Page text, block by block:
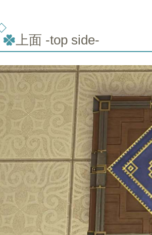
上面 -top side-